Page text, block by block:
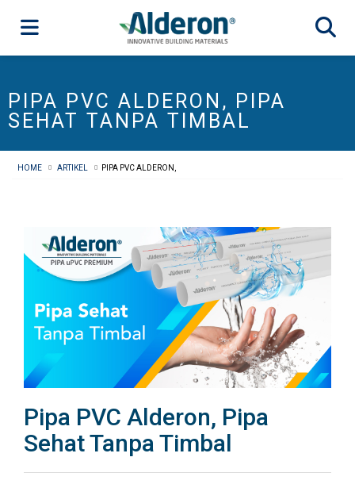
PIPA PVC ALDERON, PIPA
SEHAT TANPA TIMBAL
HOME ARTIKEL PIPA PVC ALDERON,
Pipa PVC Alderon, Pipa
Sehat Tanpa Timbal